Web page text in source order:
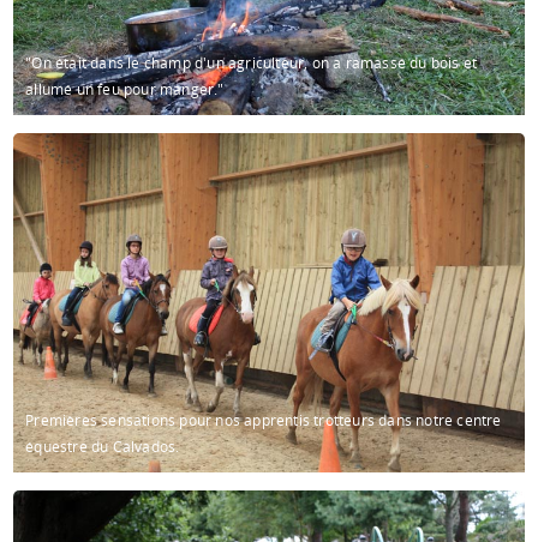
"On était dans le champ d'un agriculteur, on a ramassé du bois et
allumé un feu pour manger."
Premières sensations pour nos apprentis trotteurs dans notre centre
équestre du Calvados.